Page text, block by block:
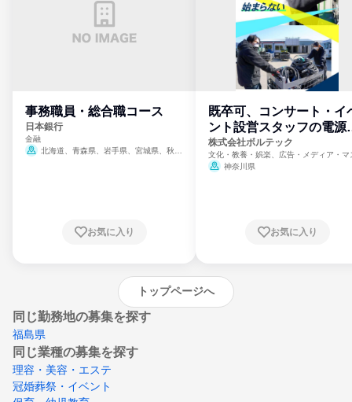
事務職員・総合職コース
日本銀行
金融
北海道、青森県、岩手県、宮城県、秋田
崎県、熊本県、大分県、宮崎県、鹿児島県、
お気に入り
既卒可、コンサート・イ
ント設営スタッフの電源
門
株式会社ボルテック
文化・教養・娯楽、広告・メディア・マ
ミ、電力・ガス・水道・エネルギー
神奈川県
お気に入り
トップページへ
同じ勤務地の募集を探す
福島県
同じ業種の募集を探す
理容・美容・エステ
冠婚葬祭・イベント